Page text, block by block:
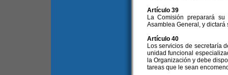
Artículo 39
La Comisión preparará
Asamblea General, y
Artículo 40
Los servicios de secretaría
unidad funcional
la Organización y debe
tareas que le sean